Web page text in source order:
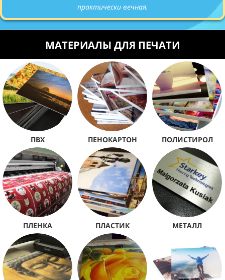
практически вечная.
МАТЕРИАЛЫ ДЛЯ ПЕЧАТИ
ПВХ ПЕНОКАРТОН ПОЛИСТИРОЛ
ПЛЕНКА ПЛАСТИК МЕТАЛЛ